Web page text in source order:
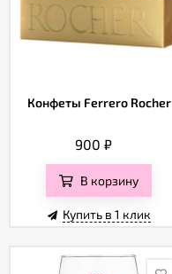
Конфеты Ferrero Rocher
900₽
В корзину
Купить в 1 клик